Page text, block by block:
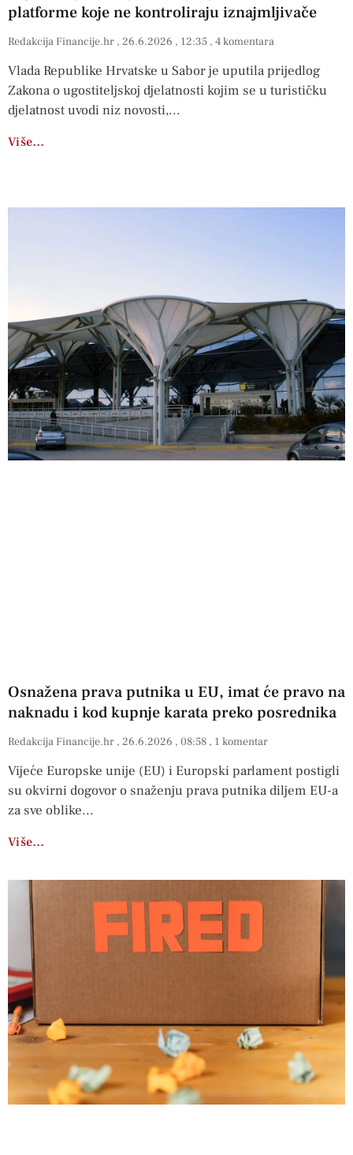
platforme koje ne kontroliraju iznajmljivače
Redakcija Financije.hr 26.6.2026 12:35 4 komentara
Vlada Republike Hrvatske u Sabor je uputila prijedlog
Zakona o ugostiteljskoj djelatnosti kojim se u turističku
djelatnost uvodi niz novosti,
Više…
Osnažena prava putnika u EU, imat će pravo na
naknadu i kod kupnje karata preko posrednika
Redakcija Financije.hr 26.6.2026 08:58 1 komentar
Vijeće Europske unije (EU) i Europski parlament postigli
su okvirni dogovor o snaženju prava putnika diljem EU-a
za sve oblike
Više…